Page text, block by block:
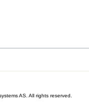
AS. All rights reserved.